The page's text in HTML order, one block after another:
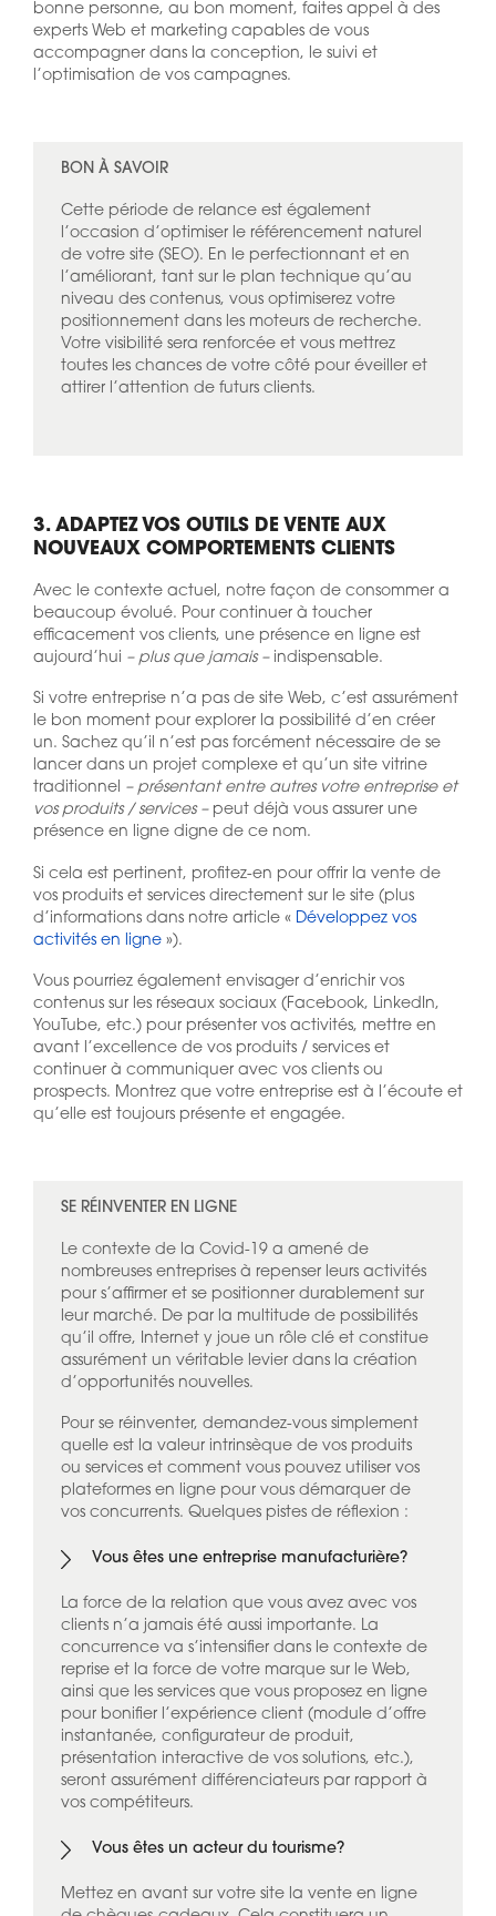
bonne personne, au bon moment, faites appel à des
experts Web et marketing capables de vous
accompagner dans la conception, le suivi et
l’optimisation de vos campagnes.
BON À SAVOIR
Cette période de relance est également
l’occasion d’optimiser le référencement naturel
de votre site (SEO). En le perfectionnant et en
l’améliorant, tant sur le plan technique qu’au
niveau des contenus, vous optimiserez votre
positionnement dans les moteurs de recherche.
Votre visibilité sera renforcée et vous mettrez
toutes les chances de votre côté pour éveiller et
attirer l’attention de futurs clients.
3. ADAPTEZ VOS OUTILS DE VENTE AUX
NOUVEAUX COMPORTEMENTS CLIENTS
Avec le contexte actuel, notre façon de consommer a
beaucoup évolué. Pour continuer à toucher
efficacement vos clients, une présence en ligne est
aujourd’hui – plus que jamais –indispensable.
Si votre entreprise n’a pas de site Web, c’est assurément
le bon moment pour explorer la possibilité d’en créer
un. Sachez qu’il n’est pas forcément nécessaire de se
lancer dans un projet complexe et qu’un site vitrine
traditionnel – présentant entre autres votre entreprise et
vos produits / services –peut déjà vous assurer une
présence en ligne digne de ce nom.
Si cela est pertinent, profitez-en pour offrir la vente de
vos produits et services directement sur le site (plus
d’informations dans notre article « Développez vos
activités en ligne »).
Vous pourriez également envisager d’enrichir vos
contenus sur les réseaux sociaux (Facebook, LinkedIn,
YouTube, etc.) pour présenter vos activités, mettre en
avant l’excellence de vos produits / services et
continuer à communiquer avec vos clients ou
prospects. Montrez que votre entreprise est à l’écoute et
qu’elle est toujours présente et engagée.
SE RÉINVENTER EN LIGNE
Le contexte de la Covid-19 a amené de
nombreuses entreprises à repenser leurs activités
pour s’affirmer et se positionner durablement sur
leur marché. De par la multitude de possibilités
qu’il offre, Internet y joue un rôle clé et constitue
assurément un véritable levier dans la création
d’opportunités nouvelles.
Pour se réinventer, demandez-vous simplement
quelle est la valeur intrinsèque de vos produits
ou services et comment vous pouvez utiliser vos
plateformes en ligne pour vous démarquer de
vos concurrents. Quelques pistes de réflexion :
Vous êtes une entreprise manufacturière?
La force de la relation que vous avez avec vos
clients n’a jamais été aussi importante. La
concurrence va s’intensifier dans le contexte de
reprise et la force de votre marque sur le Web,
ainsi que les services que vous proposez en ligne
pour bonifier l’expérience client (module d’offre
instantanée, configurateur de produit,
présentation interactive de vos solutions, etc.),
seront assurément différenciateurs par rapport à
vos compétiteurs.
Vous êtes un acteur du tourisme?
Mettez en avant sur votre site la vente en ligne